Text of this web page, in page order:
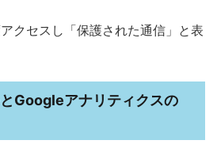
クセスし「保護された通信」と表
Googleアナリティクスの